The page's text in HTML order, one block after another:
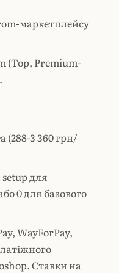
маркетплейсу
(Top, Premium-
(288-3 360 грн/
для
0 для базового
WayForPay,
Ставки на